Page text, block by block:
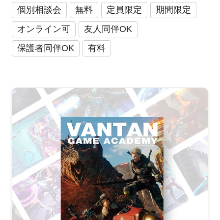
個別相談会 無料 定員限定
期間限定
オンライン可
友人同伴OK
保護者同伴OK
有料